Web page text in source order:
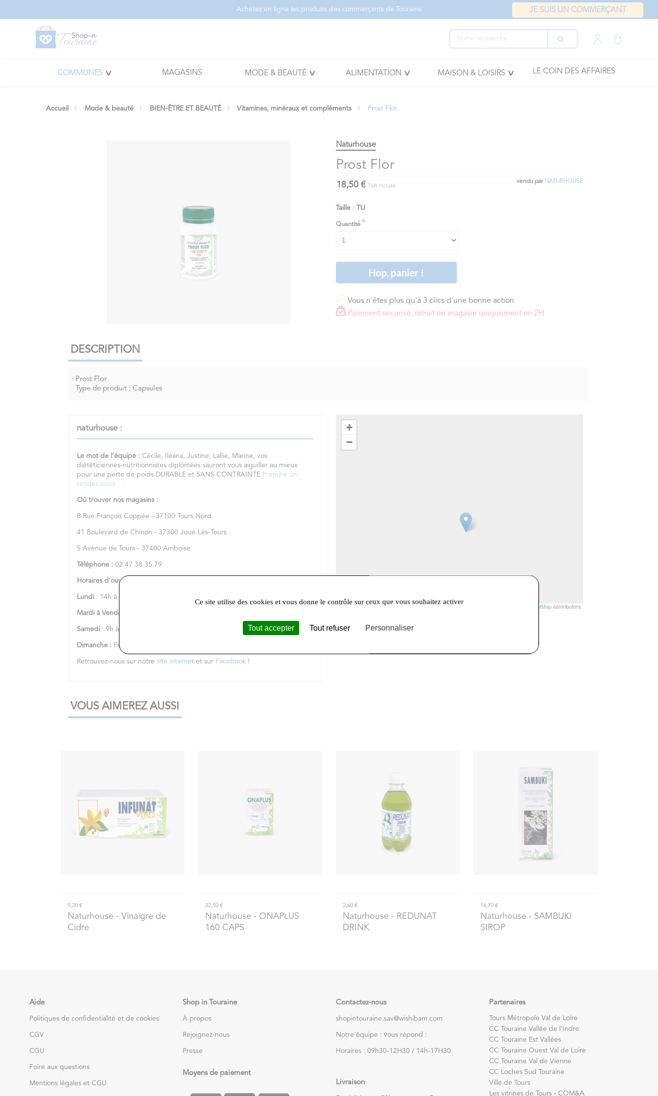
Achetez en ligne les produits des commerçants de Touraine JE SUIS UN COMMERÇANT
COMMUNES MAGASINS MODE & BEAUTÉ ALIMENTATION MAISON & LOISIRS LE COIN DES AFFAIRES
Accueil Mode & beauté BIEN-ÊTRE ET BEAUTÉ Vitamines, minéraux et compléments Prost Flor
Naturhouse
Prost Flor
vendu par NATURHOUSE
18,50 € TVA incluse
Taille : TU
Quantité
Hop, panier !
Vous n'êtes plus qu'à 3 clics d'une bonne action
Paiement sécurisé, retrait en magasin uniquement en 2H
DESCRIPTION
Prost Flor
Type de produit : Capsules
naturhouse :
Le mot de l’équipe : Cécile, Iléana, Justine, Lallie, Marine, vos
diététiciennes-nutritionnistes diplômées sauront vous aiguiller au mieux
pour une perte de poids DURABLE et SANS CONTRAINTE Prendre un
rendez-vous
Où trouver nos magasins :
8 Rue François Coppée - 37100 Tours Nord
41 Boulevard de Chinon - 37300 Joué-Lès-Tours
5 Avenue de Tours - 37400 Amboise
Téléphone :02 47 38 35 79
Horaires d'ouverture :
Lundi : 14h à 18h
Mardi à Vendredi
Samedi : 9h à 13h
Dimanche : Fermé
Retrouvez-nous sur notresite internet et sur Facebook !
+
−
Leaflet |© Openstreetmap France | © OpenStreetMapcontributors
VOUS AIMEREZ AUSSI
9,20 €
Naturhouse - Vinaigre de
Cidre
22,50 €
Naturhouse - ONAPLUS
160 CAPS
2,60 €
Naturhouse - REDUNAT
DRINK
16,70 €
Naturhouse - SAMBUKI
SIROP
Aide
Politiques de confidentialité et de cookies
CGV
CGU
Foire aux questions
Mentions légales et CGU
Shop in Touraine
À propos
Rejoignez-nous
Presse
Moyens de paiement
Contactez-nous
shopintouraine.sav@wishibam.com
Notre équipe : vous répond :
Horaires : 09h30-12H30 / 14h-17H30
Livraison
Partenaires
Tours Métropole Val de Loire
CC Touraine Vallée de l’Indre
CC Touraine Est Vallées
CC Touraine Ouest Val de Loire
CC Touraine Val de Vienne
CC Loches Sud Touraine
Ville de Tours
Les vitrines de Tours - COM&A
Ce site utilise des cookies et vous donne le contrôle sur ceux que vous souhaitez activer
Tout accepter Tout refuser Personnaliser